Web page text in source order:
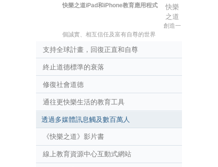
快樂之道iPad和iPhone教育應用程式
快樂
之道
創造一
個誠實、相互信任及富有自尊的世界
支持全球計畫，回復正直和自尊
終止道德標準的衰落
修復社會道德
通往更快樂生活的教育工具
透過多媒體訊息觸及數百萬人
《快樂之道》影片書
線上教育資源中心互動式網站